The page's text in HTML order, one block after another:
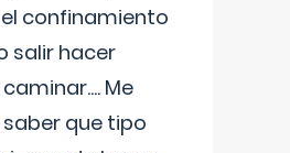
confinamiento
salir hacer
Me
que tipo